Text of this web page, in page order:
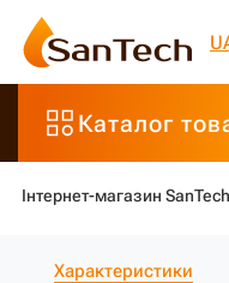
Каталог
Інтернет-магазин SanTech
Характеристики